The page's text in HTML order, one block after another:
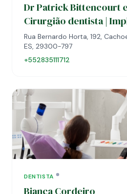
Dr Patrick Bittencourt
Cirurgião dentista |
dentários | Próteses
Rua Bernardo Horta, 192,
ES, 29300-797
+552835111712
DENTISTA
Bianca Cordeiro